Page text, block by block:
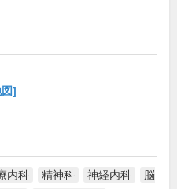
]
内科 精神科 神経内科
脳